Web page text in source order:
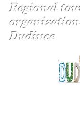
Regional
organization
Dudince